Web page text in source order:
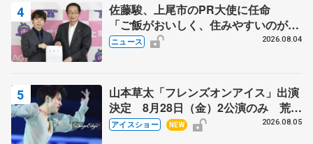
佐藤駿、上尾市のPR大使に任命
「ご飯がおいしく、住みやすいのが魅
力」
ニュース 2026.08.04
山本草太「フレンズオンアイス」出演
決定 8月28日（金）2公演のみ 荒川
静香さんプロデュース、20周年のアイ
アイスショー NEW 2026.08.05